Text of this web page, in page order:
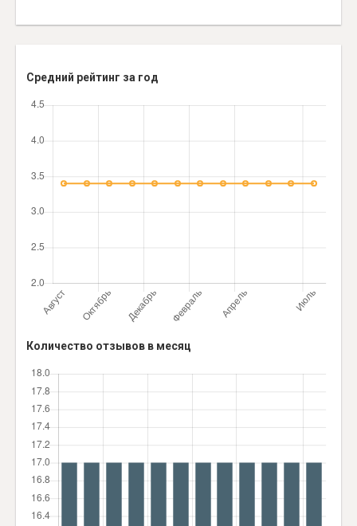
Средний рейтинг за год
Количество отзывов в месяц